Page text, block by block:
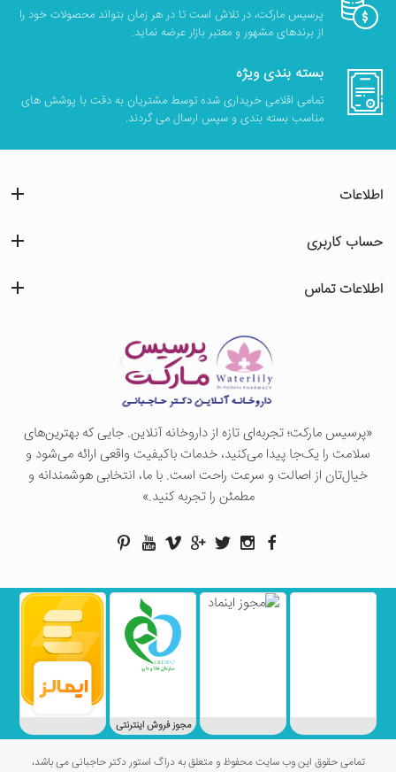
پرسیس مارکت، در تلاش است تا در هر زمان بتواند محصولات خود را
از برندهای مشهور و معتبر بازار عرضه نماید.
بسته بندی ویژه
تمامی اقلامی خریداری شده توسط مشتریان به دقت با پوشش های
مناسب بسته بندی و سپس ارسال می گردند.
«پرسيس ماركت؛ تجربه‌ای تازه از داروخانه آنلاین. جایی که بهترین‌های
سلامت را یک‌جا پیدا می‌کنید، خدمات باکیفیت واقعی ارائه می‌شود و
خیال‌تان از اصالت و سرعت راحت است. با ما، انتخابی هوشمندانه و
مطمئن را تجربه کنید.»
اطلاعات
حساب کاربری
اطلاعات تماس
مجوز فروش اینترنتی
تمامی حقوق این وب سایت محفوظ و متعلق به دراگ استور دکتر حاجبانی می باشد،